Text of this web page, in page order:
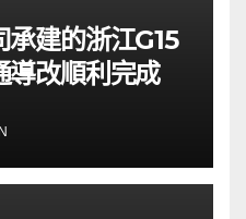
建的浙江G15
導改順利完成